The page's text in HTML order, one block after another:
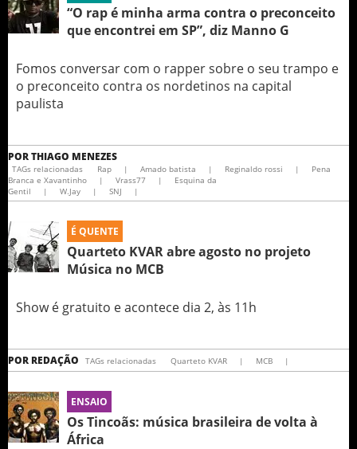
“O rap é minha arma contra o preconceito
que encontrei em SP”, diz Manno G
Fomos conversar com o rapper sobre o seu trampo e
o preconceito contra os nordetinos na capital
paulista
PORTHIAGO MENEZES
TAGs relacionadas Rap | Amado batista | Reginaldo rossi |
Pena
Branca e Xavantinho
| Vrass77 |
Esquina da
Gentil
| W.Jay | SNJ |
É QUENTE
Quarteto KVAR abre agosto no projeto
Música no MCB
Show é gratuito e acontece dia 2, às 11h
POR REDAÇÃO TAGs relacionadas Quarteto KVAR | MCB |
ENSAIO
Os Tincoãs: música brasileira de volta à
África